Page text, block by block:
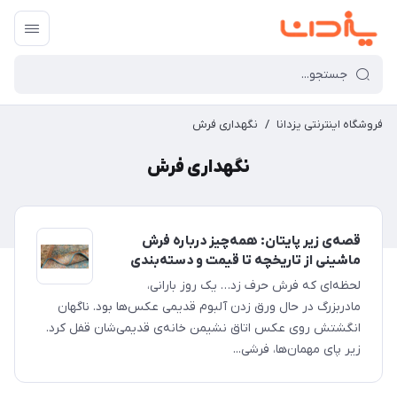
فروشگاه اینترنتی یزدانا / نگهداری فرش
نگهداری فرش
قصه‌ی زیر پایتان: همه‌چیز درباره فرش
ماشینی از تاریخچه تا قیمت و دسته‌بندی
لحظه‌ای که فرش حرف زد… یک روز بارانی،
مادربزرگ در حال ورق زدن آلبوم قدیمی عکس‌ها بود. ناگهان
انگشتش روی عکس اتاق نشیمن خانه‌ی قدیمی‌شان قفل کرد.
زیر پای مهمان‌ها، فرشی...